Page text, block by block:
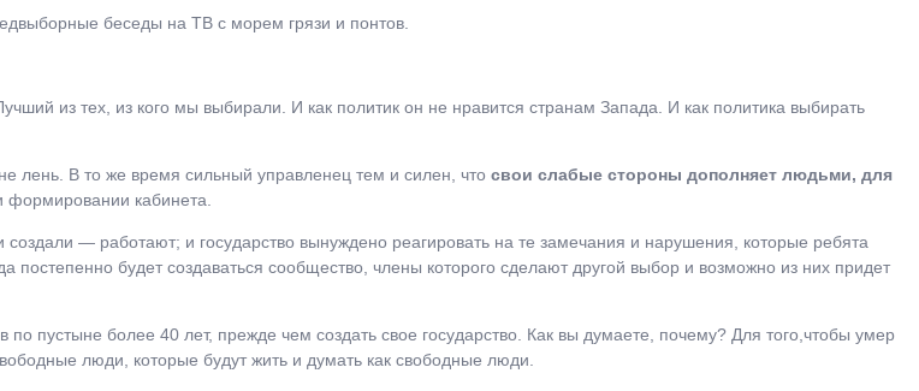
беседы на ТВ с морем грязи и понтов.
из тех, из кого мы выбирали. И как политик он не нравится странам Запада. И как политика выбирать
лень. В то же время сильный управленец тем и силен, что свои слабые стороны дополняет людьми, для
формировании кабинета.
— работают; и государство вынуждено реагировать на те замечания и нарушения, которые ребята
постепенно будет создаваться сообщество, члены которого сделают другой выбор и возможно из них придет
пустыне более 40 лет, прежде чем создать свое государство. Как вы думаете, почему? Для того,чтобы умер
люди, которые будут жить и думать как свободные люди.